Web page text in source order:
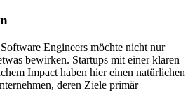
Engineers möchte nicht nur
bewirken. Startups mit einer klaren
Impact haben hier einen natürlichen
deren Ziele primär